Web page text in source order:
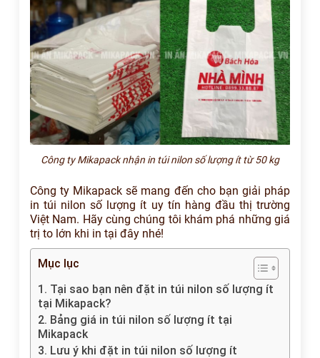
Công ty Mikapack nhận in túi nilon số lượng ít từ 50 kg
Công ty Mikapack sẽ mang đến cho bạn giải pháp
in túi nilon số lượng ít uy tín hàng đầu thị trường
Việt Nam. Hãy cùng chúng tôi khám phá những giá
trị to lớn khi in tại đây nhé!
Mục lục
1. Tại sao bạn nên đặt in túi nilon số lượng ít
tại Mikapack?
2. Bảng giá in túi nilon số lượng ít tại
Mikapack
3. Lưu ý khi đặt in túi nilon số lượng ít